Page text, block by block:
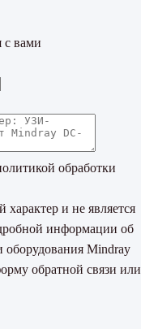
с вами
обработки
и не является
информации об
оборудования Mindray
обратной связи или